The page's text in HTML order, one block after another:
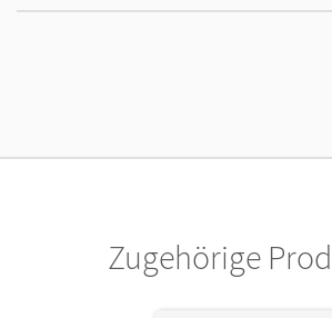
ein Jahr lang ergänzend zum Print-Titel
Cornelsen VerlagZugehörige